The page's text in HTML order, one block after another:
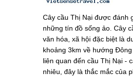
Cây cầu Thị Nại được đánh
những tín đồ sống ảo. Cây
văn hóa, xã hội đặc biệt là
khoảng 3km về hướng
liên quan đến cầu Thị Nại -
nhiêu, đây là thắc mắc của